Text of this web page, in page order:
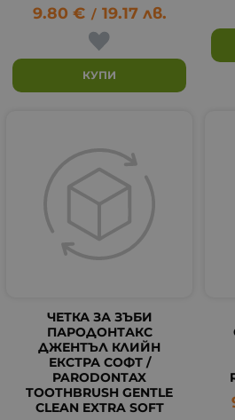
9.80 € / 19.17 лв.
КУПИ
ЧЕТКА ЗА ЗЪБИ
ПАРОДОНТАКС
ДЖЕНТЪЛ КЛИЙН
ЕКСТРА СОФТ /
PARODONTAX
TOOTHBRUSH GENTLE
CLEAN EXTRA SOFT